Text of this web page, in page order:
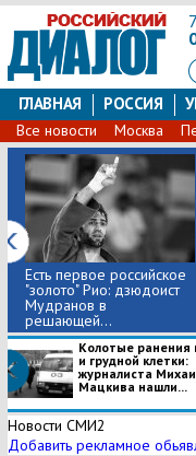
ГЛАВНАЯ РОССИЯ
Все новости Москва
Есть первое российское
"золото" Рио: дзюдоист
Мудранов в
решающей...
Колотые ранения
и грудной клетки:
журналиста
Мацкива нашли...
Новости СМИ2
Добавить рекламное